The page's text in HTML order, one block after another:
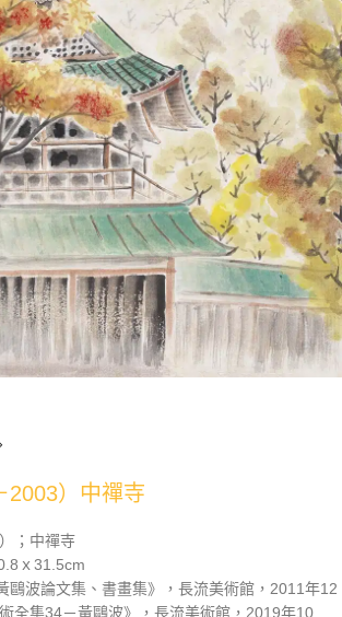
2003）中禪寺
；中禪寺
ｘ31.5cm
鷗波論文集、書畫集》，長流美術館，2011年12
全集34－黃鷗波》，長流美術館，2019年10